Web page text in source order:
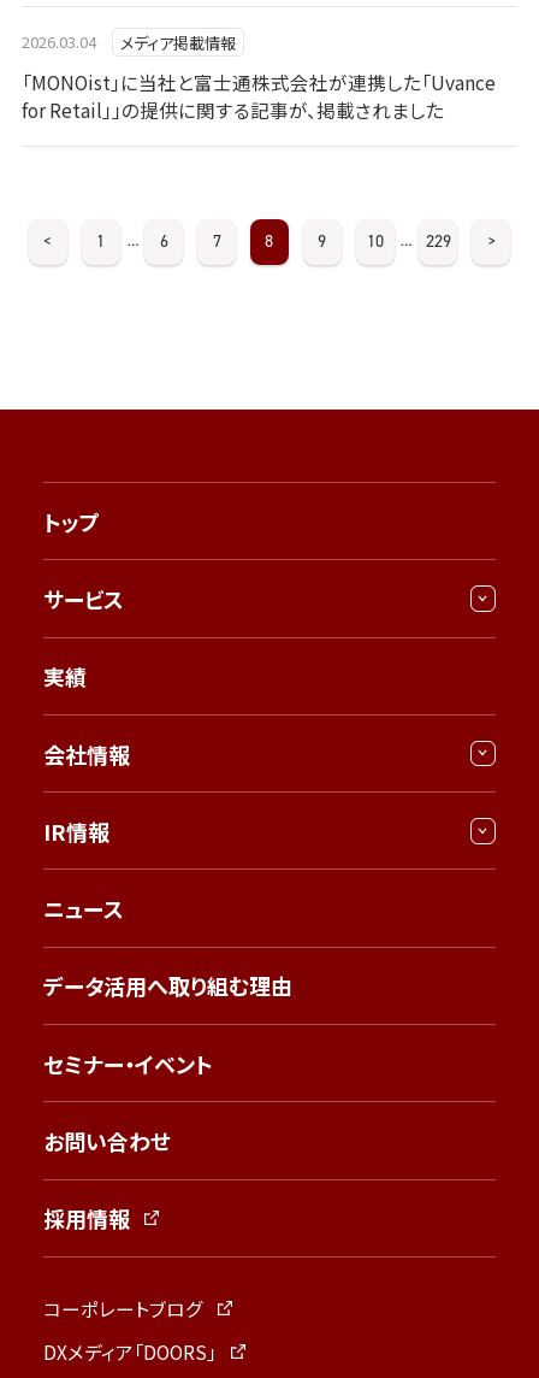
2026.03.04 メディア掲載情報
「MONOist」に当社と富士通株式会社が連携した「Uvance
for Retail」」の提供に関する記事が、掲載されました
< 1 … 6 7 8 9 10 … 229 >
トップ
サービス
実績
会社情報
IR情報
ニュース
データ活用へ取り組む理由
セミナー・イベント
お問い合わせ
採用情報
コーポレートブログ
DXメディア「DOORS」